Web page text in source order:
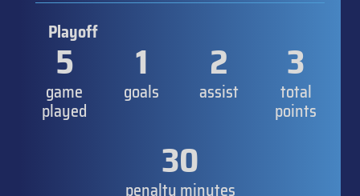
Playoff
5
game
played
1
goals
2
assist
3
total
points
30
penalty minutes